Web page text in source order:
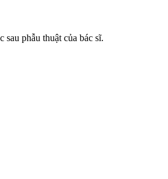
phẫu thuật của bác sĩ.